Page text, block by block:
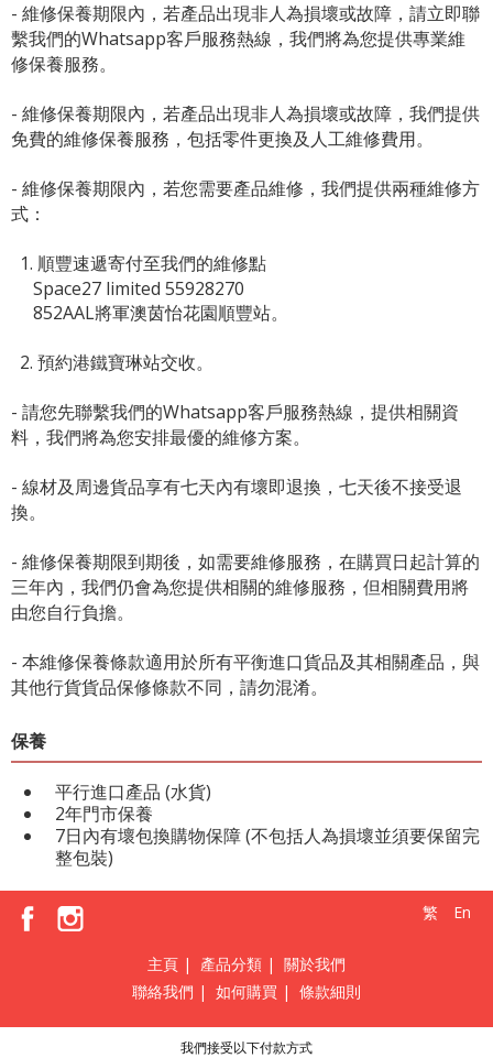
- 維修保養期限內，若產品出現非人為損壞或故障，請立即聯
繫我們的Whatsapp客戶服務熱線，我們將為您提供專業維
修保養服務。
- 維修保養期限內，若產品出現非人為損壞或故障，我們提供
免費的維修保養服務，包括零件更換及人工維修費用。
- 維修保養期限內，若您需要產品維修，我們提供兩種維修方
式：
1. 順豐速遞寄付至我們的維修點
Space27 limited 55928270
852AAL將軍澳茵怡花園順豐站。
2. 預約港鐵寶琳站交收。
- 請您先聯繫我們的Whatsapp客戶服務熱線 ，提供相關資
料，我們將為您安排最優的維修方案。
- 線材及周邊貨品享有七天內有壞即退換，七天後不接受退
換。
- 維修保養期限到期後，如需要維修服務，在購買日起計算的
三年內，我們仍會為您提供相關的維修服務，但相關費用將
由您自行負擔。
- 本維修保養條款適用於所有平衡進口貨品及其相關產品，與
其他行貨貨品保修條款不同，請勿混淆。
保養
平行進口產品 (水貨)
2年門市保養
7日內有壞包換購物保障 (不包括人為損壞並須要保留完
整包裝)
繁 En
主頁 | 產品分類 | 關於我們
聯絡我們 | 如何購買 | 條款細則
我們接受以下付款方式